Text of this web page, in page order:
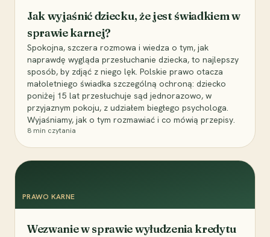
Jak wyjaśnić dziecku, że jest świadkiem w
sprawie karnej?
Spokojna, szczera rozmowa i wiedza o tym, jak
naprawdę wygląda przesłuchanie dziecka, to najlepszy
sposób, by zdjąć z niego lęk. Polskie prawo otacza
małoletniego świadka szczególną ochroną: dziecko
poniżej 15 lat przesłuchuje sąd jednorazowo, w
przyjaznym pokoju, z udziałem biegłego psychologa.
Wyjaśniamy, jak o tym rozmawiać i co mówią przepisy.
8 min czytania
PRAWO KARNE
Wezwanie w sprawie wyłudzenia kredytu